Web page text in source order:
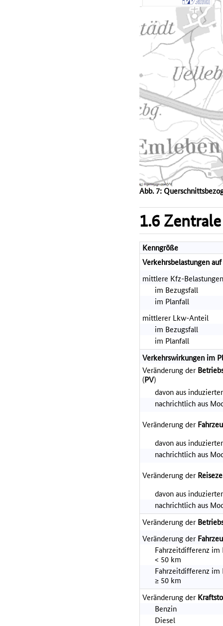
Abb. 7:
1.6
Kenngröße
Verkehrsbelastungen
mittlere Kfz-Belastungen
im Bezugsfall
im Planfall
mittlerer Lkw-Anteil
im Bezugsfall
im Planfall
Verkehrswirkungen im
Veränderung der
(PV)
davon aus
nachrichtlich aus
Veränderung der
davon aus
nachrichtlich aus
Veränderung der
davon aus
nachrichtlich aus
Veränderung der
Veränderung der
Fahrzeitdifferenz
< 50 km
Fahrzeitdifferenz
≥ 50 km
Veränderung der
Benzin
Diesel